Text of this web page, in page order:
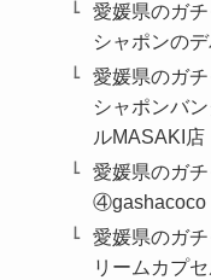
愛媛県のガ
シャポンの
愛媛県のガ
シャポンバ
ルMASAKI店
愛媛県のガ
④gashacoco
愛媛県のガ
リームカプ